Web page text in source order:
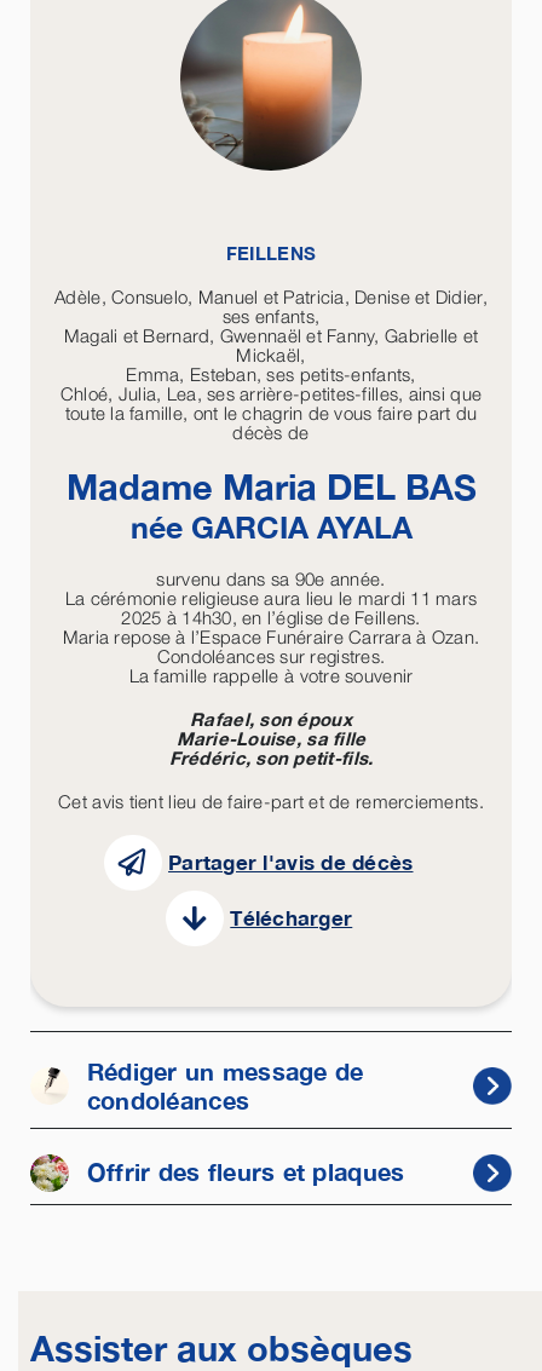
FEILLENS
Adèle, Consuelo, Manuel et Patricia, Denise et Didier,
ses enfants,
Magali et Bernard, Gwennaël et Fanny, Gabrielle et
Mickaël,
Emma, Esteban, ses petits-enfants,
Chloé, Julia, Lea, ses arrière-petites-filles, ainsi que
toute la famille, ont le chagrin de vous faire part du
décès de
Madame Maria DEL BAS
née GARCIA AYALA
survenu dans sa 90e année.
La cérémonie religieuse aura lieu le mardi 11 mars
2025 à 14h30, en l’église de Feillens.
Maria repose à l’Espace Funéraire Carrara à Ozan.
Condoléances sur registres.
La famille rappelle à votre souvenir
Rafael, son époux
Marie-Louise, sa fille
Frédéric, son petit-fils.
Cet avis tient lieu de faire-part et de remerciements.
Partager l'avis de décès
Télécharger
Rédiger un message de
condoléances
Offrir des fleurs et plaques
Assister aux obsèques